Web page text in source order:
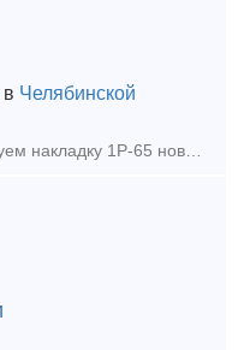
в Челябинской
Предложение (продажа) Реализуем накладку 1Р-65 новую в наличии 100тн, звоните! Цена: 70000